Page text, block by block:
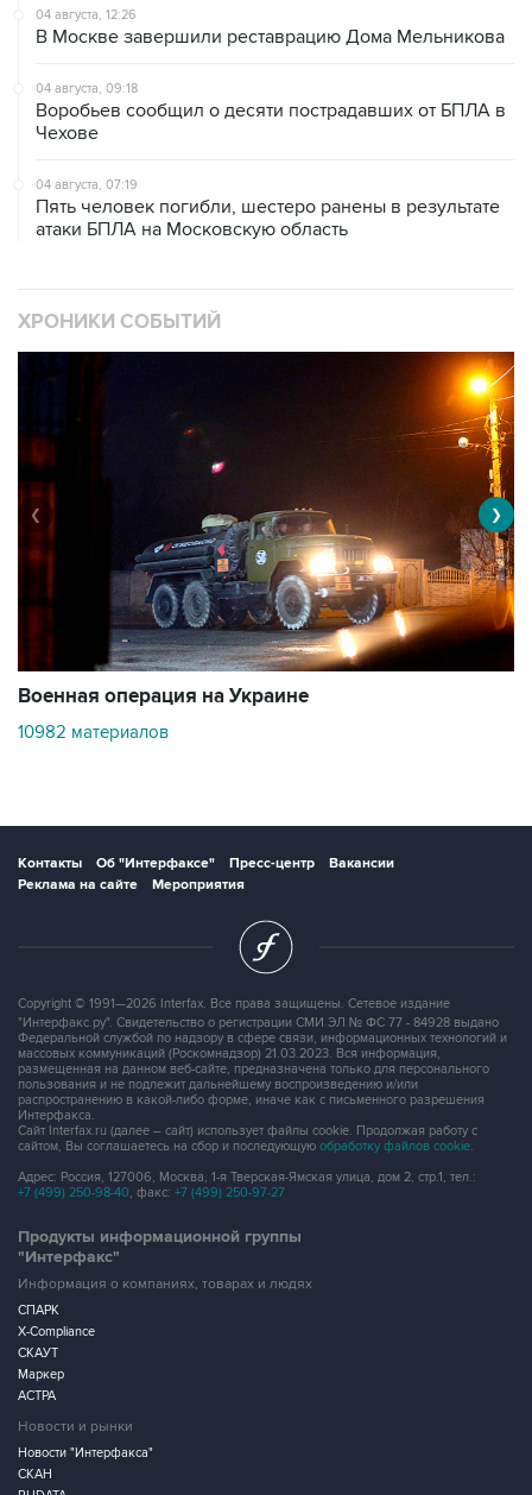
04 августа, 12:26
В Москве завершили реставрацию Дома Мельникова
04 августа, 09:18
Воробьев сообщил о десяти пострадавших от БПЛА в
Чехове
04 августа, 07:19
Пять человек погибли, шестеро ранены в результате
атаки БПЛА на Московскую область
ХРОНИКИ СОБЫТИЙ
Военная операция на Украине
10982 материалов
❮ ❯
Контакты Об "Интерфаксе" Пресс-центр
Вакансии
Реклама на сайте
Мероприятия
Copyright © 1991—2026 Interfax. Все права защищены. Сетевое издание
"Интерфакс.ру". Свидетельство о регистрации СМИ ЭЛ № ФС 77 - 84928 выдано
Федеральной службой по надзору в сфере связи, информационных технологий и
массовых коммуникаций (Роскомнадзор) 21.03.2023. Вся информация,
размещенная на данном веб-сайте, предназначена только для персонального
пользования и не подлежит дальнейшему воспроизведению и/или
распространению в какой-либо форме, иначе как с письменного разрешения
Интерфакса.
Сайт Interfax.ru (далее – сайт) использует файлы cookie. Продолжая работу с
сайтом, Вы соглашаетесь на сбор и последующую обработку файлов cookie.
Адрес: Россия, 127006, Москва, 1-я Тверская-Ямская улица, дом 2, стр.1, тел.:
+7 (499) 250-98-40, факс: +7 (499) 250-97-27
Продукты информационной группы
"Интерфакс"
Информация о компаниях, товарах и людях
СПАРК
X-Compliance
СКАУТ
Маркер
АСТРА
Новости и рынки
Новости "Интерфакса"
СКАН